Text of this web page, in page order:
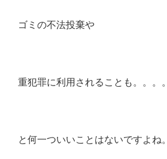
ゴミの不法投棄や
重犯罪に利用されることも。。。。
と何一ついいことはないですよね。